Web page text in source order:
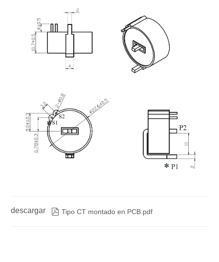
descargar  Tipo CT montado en PCB.pdf